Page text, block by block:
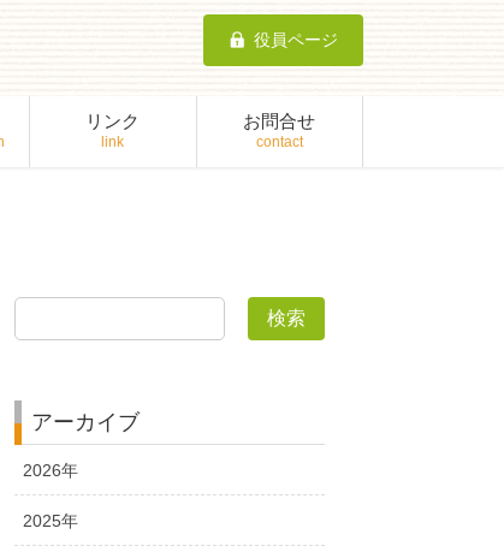
役員ページ
リンク お問合せ
検索
アーカイブ
2026年
2025年